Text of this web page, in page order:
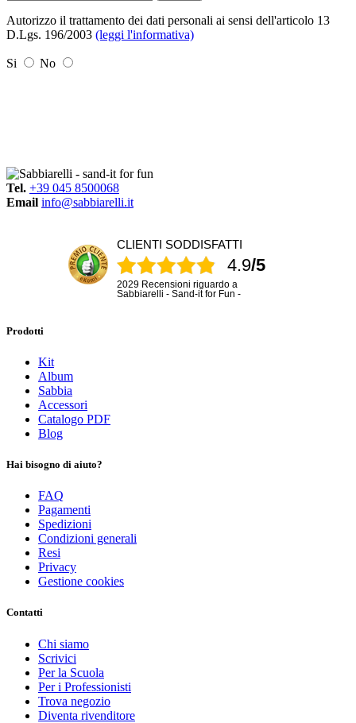
Autorizzo il trattamento dei dati personali ai sensi dell'articolo 13
D.Lgs. 196/2003 (leggi l'informativa)
Si No
Tel. +39 045 8500068
Email info@sabbiarelli.it
CLIENTI SODDISFATTI
4.9/5
2029 Recensioni riguardo a
Sabbiarelli - Sand-it for Fun -
Prodotti
Kit
Album
Sabbia
Accessori
Catalogo PDF
Blog
Hai bisogno di aiuto?
FAQ
Pagamenti
Spedizioni
Condizioni generali
Resi
Privacy
Gestione cookies
Contatti
Chi siamo
Scrivici
Per la Scuola
Per i Professionisti
Trova negozio
Diventa rivenditore